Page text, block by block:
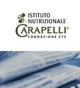
contenuto